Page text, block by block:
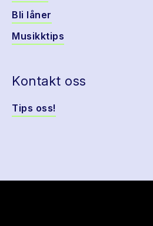
Bli låner
Musikktips
Kontakt oss
Tips oss!